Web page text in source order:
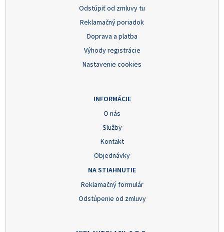
Odstúpiť od zmluvy tu
Reklamačný poriadok
Doprava a platba
Výhody registrácie
Nastavenie cookies
INFORMÁCIE
O nás
Služby
Kontakt
Objednávky
NA STIAHNUTIE
Reklamačný formulár
Odstúpenie od zmluvy